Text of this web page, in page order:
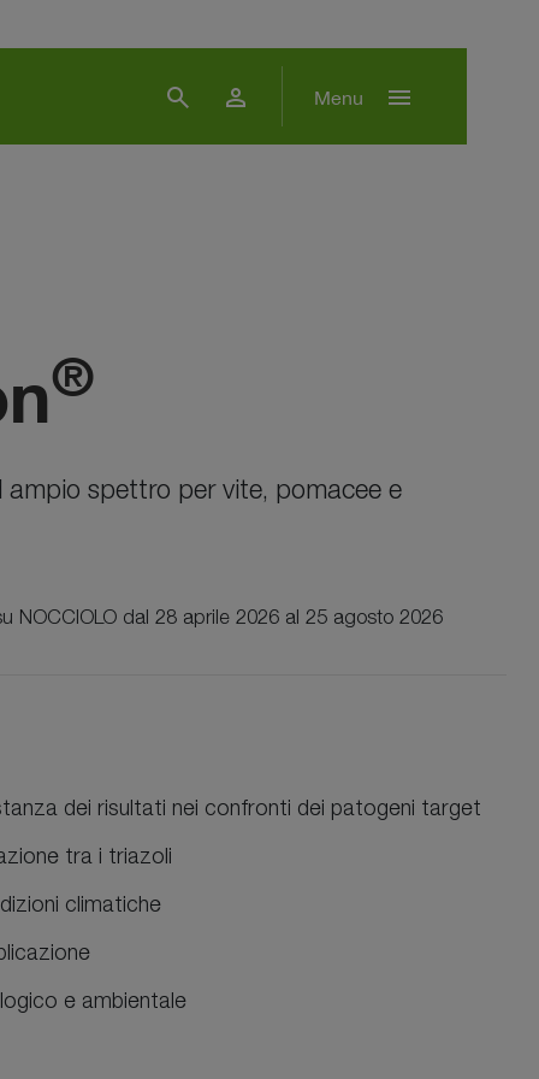
search person Menu menu
®
ampio spettro per vite, pomacee e
NOCCIOLO dal 28 aprile 2026 al 25 agosto 2026
dei risultati nei confronti dei patogeni target
tra i triazoli
climatiche
e ambientale